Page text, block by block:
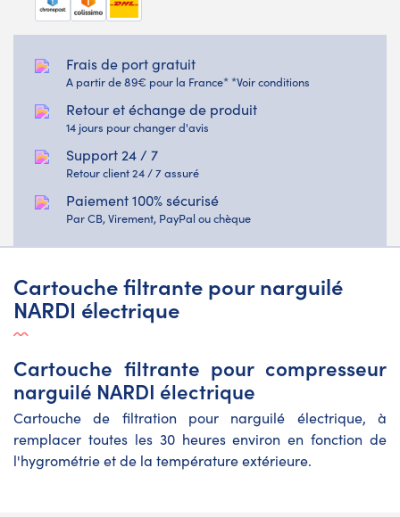
Frais de port gratuit
A partir de 89€ pour la France* *Voir conditions
Retour et échange de produit
14 jours pour changer d'avis
Support 24 / 7
Retour client 24 / 7 assuré
Paiement 100% sécurisé
Par CB, Virement, PayPal ou chèque
Cartouche filtrante pour narguilé
NARDI électrique
Cartouche filtrante pour compresseur
narguilé NARDI électrique
Cartouche de filtration pour narguilé électrique, à
remplacer toutes les 30 heures environ en fonction de
l'hygrométrie et de la température extérieure.